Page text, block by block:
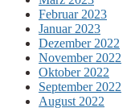
Februar 2023
Januar 2023
Dezember 2022
November 2022
Oktober 2022
September 2022
August 2022